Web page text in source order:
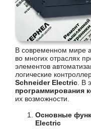
В современном мире
во многих отраслях
элементов
логические
Schneider Electric . В
программирования
их возможности.
Основные
Electric